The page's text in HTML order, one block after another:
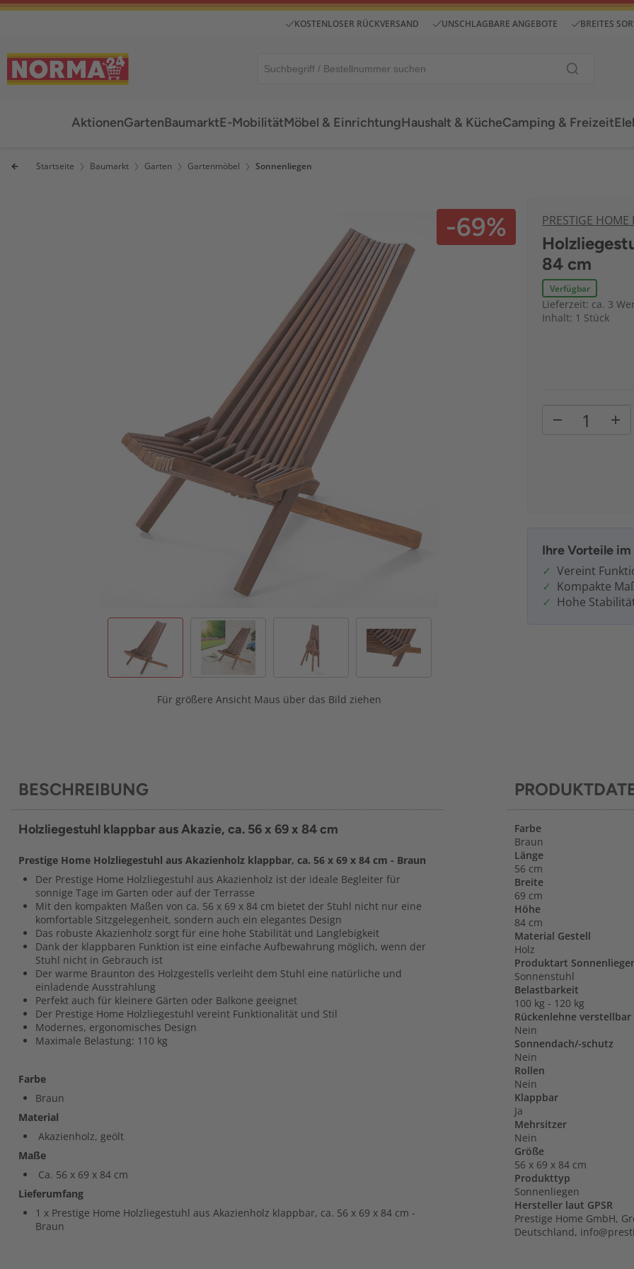
KOSTENLOSER RÜCKVERSAND UNSCHLAGBARE ANGEBOTE BREITES
AktionenGartenBaumarktE-MobilitätMöbel & EinrichtungHaushalt & KücheCamping & Freizeit
Startseite Baumarkt Garten Gartenmöbel Sonnenliegen
Für größere Ansicht Maus über das Bild ziehen
-69% PRESTIGE
84 cm
Verfügbar
Lieferzeit: ca. 3
Inhalt: 1 Stück
Ihre Vorteile
Vereint
Kompakte
Hohe
BESCHREIBUNG
Holzliegestuhl klappbar aus Akazie, ca. 56 x 69 x 84 cm
Prestige Home Holzliegestuhl aus Akazienholz klappbar, ca. 56 x 69 x 84 cm - Braun
Der Prestige Home Holzliegestuhl aus Akazienholz ist der ideale Begleiter für
sonnige Tage im Garten oder auf der Terrasse
Mit den kompakten Maßen von ca. 56 x 69 x 84 cm bietet der Stuhl nicht nur eine
komfortable Sitzgelegenheit, sondern auch ein elegantes Design
Das robuste Akazienholz sorgt für eine hohe Stabilität und Langlebigkeit
Dank der klappbaren Funktion ist eine einfache Aufbewahrung möglich, wenn der
Stuhl nicht in Gebrauch ist
Der warme Braunton des Holzgestells verleiht dem Stuhl eine natürliche und
einladende Ausstrahlung
Perfekt auch für kleinere Gärten oder Balkone geeignet
Der Prestige Home Holzliegestuhl vereint Funktionalität und Stil
Modernes, ergonomisches Design
Maximale Belastung: 110 kg
Farbe
Braun
Material
Akazienholz, geölt
Maße
Ca. 56 x 69 x 84 cm
Lieferumfang
1 x Prestige Home Holzliegestuhl aus Akazienholz klappbar, ca. 56 x 69 x 84 cm -
Braun
Farbe
Braun
Länge
56 cm
Breite
69 cm
Höhe
84 cm
Material Gestell
Holz
Produktart
Sonnenstuhl
Belastbarkeit
100 kg - 120 kg
Rückenlehne verstellbar
Nein
Sonnendach/-schutz
Nein
Rollen
Nein
Klappbar
Ja
Mehrsitzer
Nein
Größe
56 x 69 x 84 cm
Produkttyp
Sonnenliegen
Hersteller laut GPSR
Prestige Home GmbH,
Deutschland,